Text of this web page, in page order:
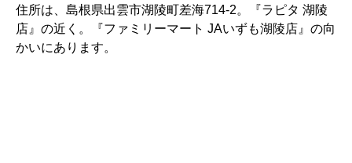
住所は、島根県出雲市湖陵町差海714-2。『ラピタ 湖陵
店』の近く。『ファミリーマート JAいずも湖陵店』の向
かいにあります。